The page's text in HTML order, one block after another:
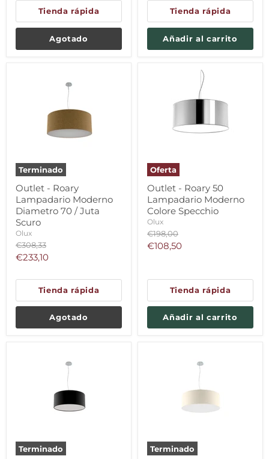
Tienda rápida
Agotado
Tienda rápida
Añadir al carrito
Terminado
Outlet - Roary
Lampadario Moderno
Diametro 70 / Juta
Scuro
Olux
Precio
original
€308,33
Precio
€233,10
Tienda rápida
Agotado
Oferta
Outlet - Roary 50
Lampadario Moderno
Colore Specchio
Olux
Precio
original
€198,00
Precio
€108,50
Tienda rápida
Añadir al carrito
Terminado Terminado